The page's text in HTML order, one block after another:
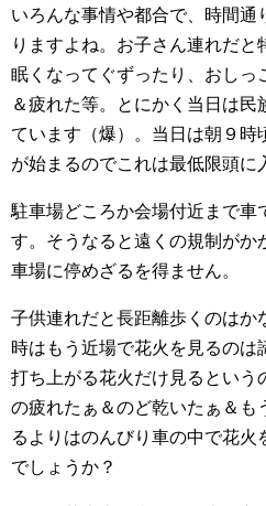
いろんな事情や都合で、時間通
りますよね。お子さん連れだと
眠くなってぐずったり、おしっ
＆疲れた等。とにかく当日は民
ています（爆）。当日は朝９時
が始まるのでこれは最低限頭に
駐車場どころか会場付近まで車
す。そうなると遠くの規制がか
車場に停めざるを得ません。
子供連れだと長距離歩くのはか
時はもう近場で花火を見るのは
打ち上がる花火だけ見るという
の疲れたぁ＆のど乾いたぁ＆も
るよりはのんびり車の中で花火
でしょうか？